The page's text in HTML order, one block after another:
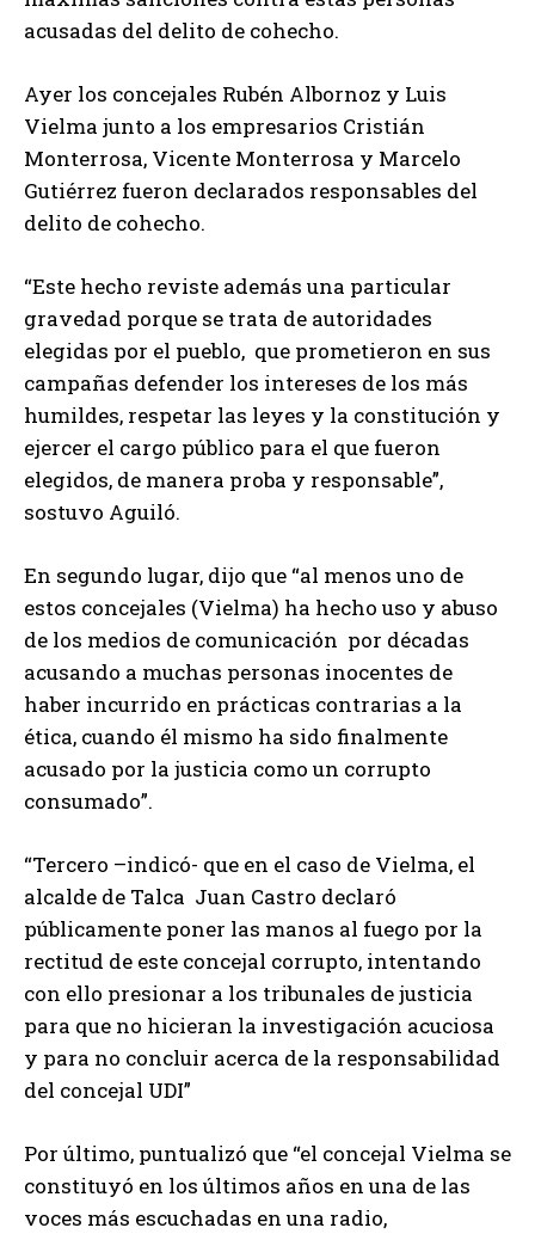
acusadas del delito de cohecho.
Ayer los concejales Rubén Albornoz y Luis
Vielma junto a los empresarios Cristián
Monterrosa, Vicente Monterrosa y Marcelo
Gutiérrez fueron declarados responsables del
delito de cohecho.
“Este hecho reviste además una particular
gravedad porque se trata de autoridades
elegidas por el pueblo, que prometieron en sus
campañas defender los intereses de los más
humildes, respetar las leyes y la constitución y
ejercer el cargo público para el que fueron
elegidos, de manera proba y responsable”,
sostuvo Aguiló.
En segundo lugar, dijo que “al menos uno de
estos concejales (Vielma) ha hecho uso y abuso
de los medios de comunicación por décadas
acusando a muchas personas inocentes de
haber incurrido en prácticas contrarias a la
ética, cuando él mismo ha sido finalmente
acusado por la justicia como un corrupto
consumado”.
“Tercero –indicó- que en el caso de Vielma, el
alcalde de Talca Juan Castro declaró
públicamente poner las manos al fuego por la
rectitud de este concejal corrupto, intentando
con ello presionar a los tribunales de justicia
para que no hicieran la investigación acuciosa
y para no concluir acerca de la responsabilidad
del concejal UDI”
Por último, puntualizó que “el concejal Vielma se
constituyó en los últimos años en una de las
voces más escuchadas en una radio,